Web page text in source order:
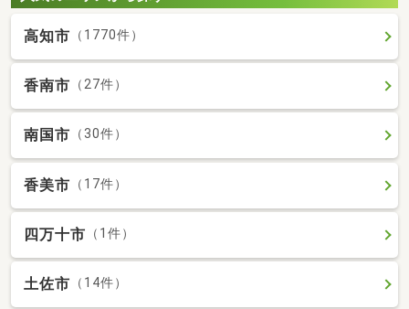
高知市 （1770件）
香南市 （27件）
南国市 （30件）
香美市 （17件）
四万十市 （1件）
土佐市 （14件）